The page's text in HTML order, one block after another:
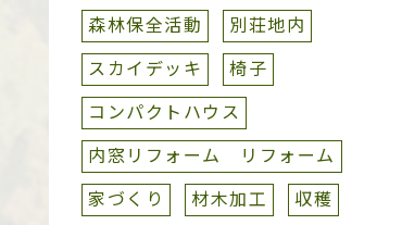
森林保全活動
別荘地内
スカイデッキ
椅子
コンパクトハウス
内窓リフォーム リフォーム
家づくり
材木加工
収穫